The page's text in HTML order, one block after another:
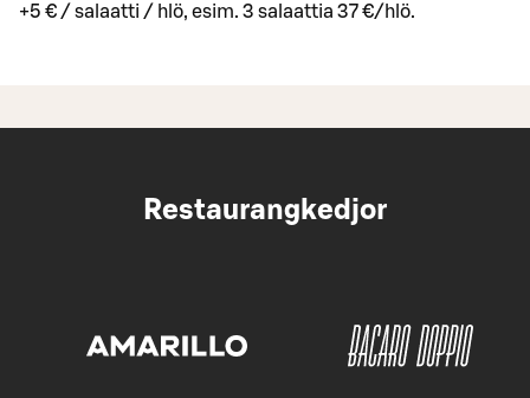
+5 € / salaatti / hlö, esim. 3 salaattia 37 €/hlö.
Restaurangkedjor